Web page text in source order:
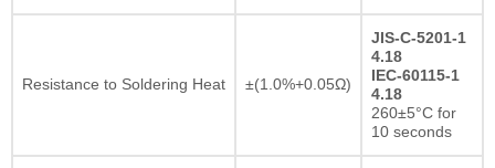
Resistance to Soldering Heat ±(1.0%+0.05Ω)
JIS-C-5201-1
4.18
IEC-60115-1
4.18
260±5°C for
10 seconds